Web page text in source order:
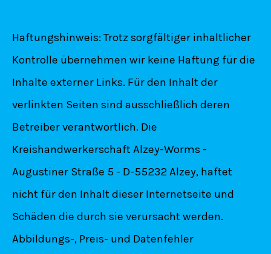
Haftungshinweis: Trotz sorgfältiger inhaltlicher
Kontrolle übernehmen wir keine Haftung für die
Inhalte externer Links. Für den Inhalt der
verlinkten Seiten sind ausschließlich deren
Betreiber verantwortlich. Die
Kreishandwerkerschaft Alzey-Worms -
Augustiner Straße 5 - D-55232 Alzey, haftet
nicht für den Inhalt dieser Internetseite und
Schäden die durch sie verursacht werden.
Abbildungs-, Preis- und Datenfehler